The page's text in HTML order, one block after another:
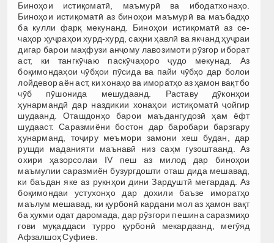
Биноҳои истиқоматӣ, маъмурӣ ва ибодатхонаҳо.
Биноҳои истиқоматӣ аз биноҳои маъмурӣ ва маъбадҳо
ба кулли фарқ мекунанд. Биноҳои истиқоматӣ аз се-
чаҳор ҳуҷраҳои хурд-хурд, саҳни ҳавлӣ ва якчанд ҳуҷраи
дигар барои маҳфузи анҷому лавозимоти рӯзгор иборат
аст, ки тангкӯчаю паскӯчаҳоро ҷудо мекунад. Аз
боқимондаҳои чӯбҳои пӯсида ва пайи чӯбҳо дар болои
лойдевор аён аст, ки хонаҳо ва иморатҳо аз ҳамон вақт бо
чӯб пӯшонида мешудаанд. Раставу дӯконҳои
ҳунармандӣ дар наздикии хонаҳои истиқоматӣ ҷойгир
шудаанд. Оташдонҳо барои маъдангудозӣ ҳам ёфт
шудааст. Саразмиёни бостон дар баробари барзгару
ҳунарманд, тоҷиру меъмори замони хеш будан, дар
рушди маданияти маънавӣ низ саҳм гузоштаанд. Аз
охири ҳазорсолаи IV пеш аз милод дар биноҳои
маъмулии саразмиён бузургдошти оташ дида мешавад,
ки баъдан яке аз рукнҳои дини Зардуштӣ мегардад. Аз
боқимондаи устухонҳо дар дохили баъзе иморатҳо
маълум мешавад, ки қурбонӣ кардани мол аз ҳамон вақт
ба ҳукми одат даромада, дар рӯзгори пешина саразмиҳо
гови муқаддаси турро қурбонӣ мекардаанд, мегӯяд
Афзалшоҳ Суфиев.